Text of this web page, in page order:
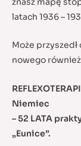
latach 1936 –
Może przyszedł
nowego
Niemiec
– 52 LATA
„Eunice”.